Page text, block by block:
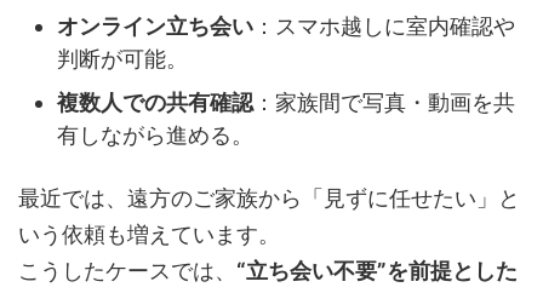
オンライン立ち会い ：スマホ越しに室内確認や
判断が可能。
複数人での共有確認：家族間で写真・動画を共
有しながら進める。
最近では、遠方のご家族から「見ずに任せたい」と
いう依頼も増えています。
こうしたケースでは、 “立ち会い不要”を前提とした